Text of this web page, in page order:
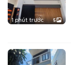
1 phút trước 5